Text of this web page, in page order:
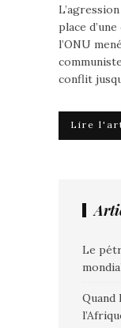
place
l’ONU
conflit
Lire
Le
Quand